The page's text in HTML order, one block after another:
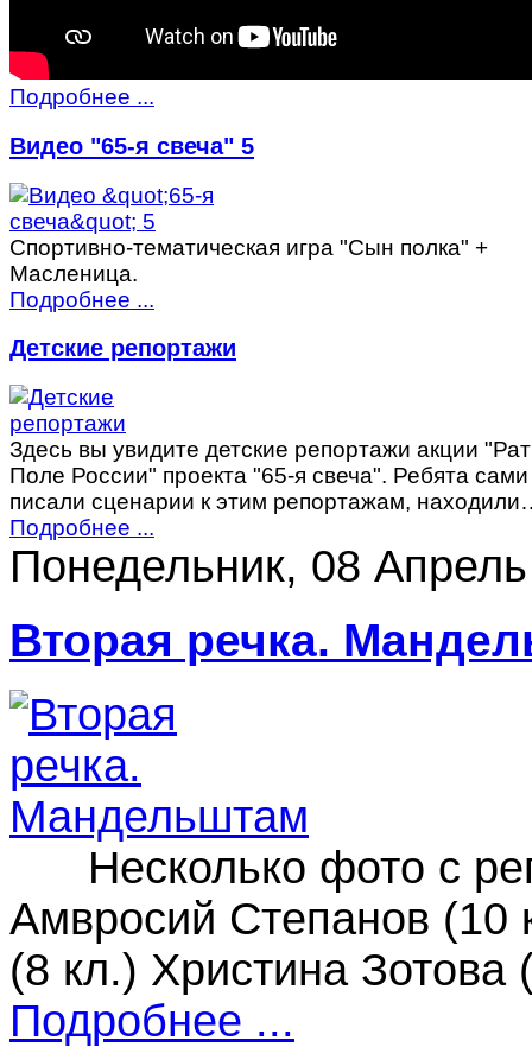
Подробнее ...
Видео "65-я свеча" 5
Спортивно-тематическая игра "Сын полка" +
Масленица.
Подробнее ...
Детские репортажи
Здесь вы увидите детские репортажи акции
Поле России" проекта "65-я свеча". Ребята сами
писали сценарии к этим репортажам,
Подробнее ...
Понедельник, 08
Вторая речка.
Несколько фото с
Амвросий Степанов (10
(8 кл.) Христина Зотова
Подробнее ...